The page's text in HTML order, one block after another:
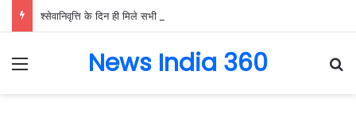
Menu News India 360